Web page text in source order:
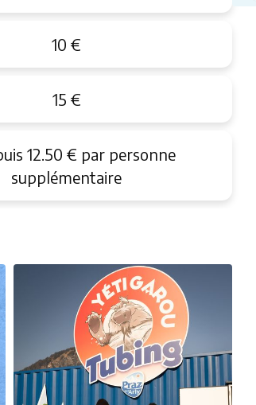
10 €
15 €
12.50 € par personne
supplémentaire